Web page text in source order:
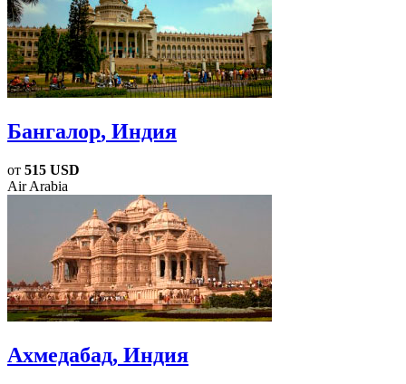
Бангалор, Индия
от 515 USD
Air Arabia
Ахмедабад, Индия